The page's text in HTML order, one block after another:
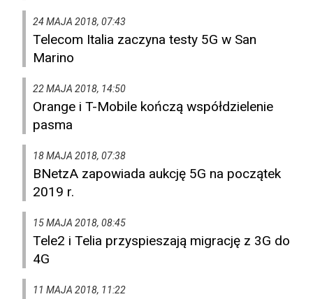
24 MAJA 2018, 07:43
Telecom Italia zaczyna testy 5G w San
Marino
22 MAJA 2018, 14:50
Orange i T-Mobile kończą współdzielenie
pasma
18 MAJA 2018, 07:38
BNetzA zapowiada aukcję 5G na początek
2019 r.
15 MAJA 2018, 08:45
Tele2 i Telia przyspieszają migrację z 3G do
4G
11 MAJA 2018, 11:22